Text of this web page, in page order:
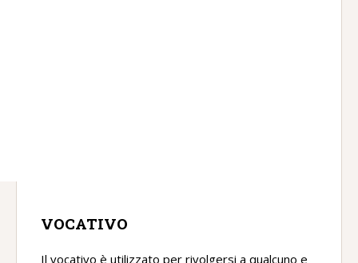
VOCATIVO
Il vocativo è utilizzato per rivolgersi a qualcuno e